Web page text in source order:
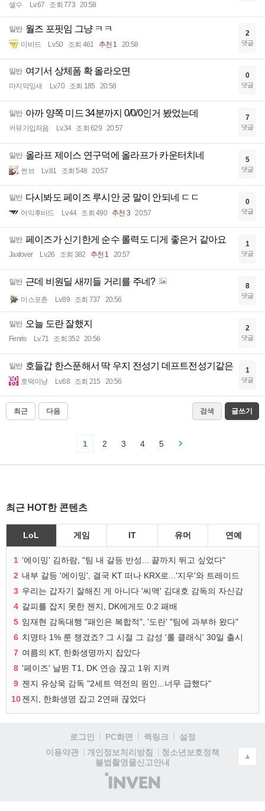
셀수 Lv.67 조회 773 20:58
일반 월즈 포핏임 그냥 ㅋㅋ
마바드 Lv.50 조회 461 추천 1 20:58
2
댓글
일반 여기서 상체폼 확 올라오면
마지막잎새 Lv.70 조회 185 20:58
0
댓글
일반 아까 양쪽 미드 34분까지 0/0/0인거 봤었는데
커뮤가입처음 Lv.34 조회 629 20:57
7
댓글
일반 올라프 제이스 연구덕에 올라프가 카운터치네
썬브 Lv.81 조회 548 20:57
5
댓글
일반 다시봐도 페이즈 루시안 궁 말이 안되네 ㄷㄷ
어익후바드 Lv.44 조회 490 추천 3 20:57
0
댓글
일반 페이즈가 신기한게 순수 롤력도 디게 좋은거 같아요
Jaxlover Lv.26 조회 382 추천 1 20:57
1
댓글
일반 근데 비원딜 새끼들 거리를 주네?
미스포츈 Lv.89 조회 737 20:56
8
댓글
일반 오늘 도란 잘했지
Fenris Lv.71 조회 352 20:56
2
댓글
일반 호들갑 한스푼해서 딱 우지 전성기 데프트전성기같은
호떡이냥 Lv.68 조회 215 20:56
1
댓글
최근 다음 검색 글쓰기
1 2 3 4 5
최근 HOT한 콘텐츠
LoL 게임 IT 유머 연예
1 '에이밍' 김하람, "팀 내 갈등 반성... 끝까지 뛰고 싶었다"
2 내부 갈등 '에이밍', 결국 KT 떠나 KRX로...'지우'와 트레이드
3 우리는 갑자기 잘해진 게 아니다 '씨맥' 김대호 감독의 자신감
4 갈피를 잡지 못한 젠지, DK에게도 0:2 패배
5 임재현 감독대행 "패인은 복합적", '도란' "팀에 과부하 왔다"
6 치명타 1% 룬 챙겼죠? 그 시절 그 감성 '롤 클래식' 30일 출시
7 여름의 KT, 한화생명까지 잡았다
8 '페이즈' 날뛴 T1, DK 연승 끊고 1위 지켜
9 젠지 유상욱 감독 "2세트 역전의 원인...너무 급했다"
10젠지, 한화생명 잡고 2연패 끊었다
로그인 PC화면 퀵링크
설정
이용약관
개인정보처리방침
청소년보호정책
불법촬영물신고안내
(주)
인
▲